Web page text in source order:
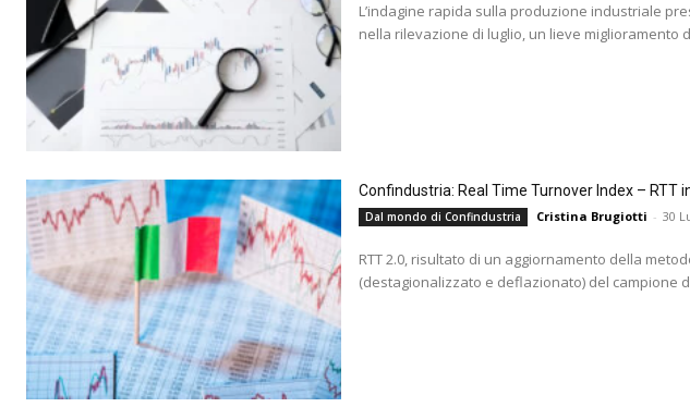
L’indagine rapida sulla produzione industriale
nella rilevazione di luglio, un lieve miglioramento
Confindustria: Real Time Turnover Index – RTT
Dal mondo di Confindustria Cristina Brugiotti - 30
RTT 2.0, risultato di un aggiornamento della
(destagionalizzato e deflazionato) del campione